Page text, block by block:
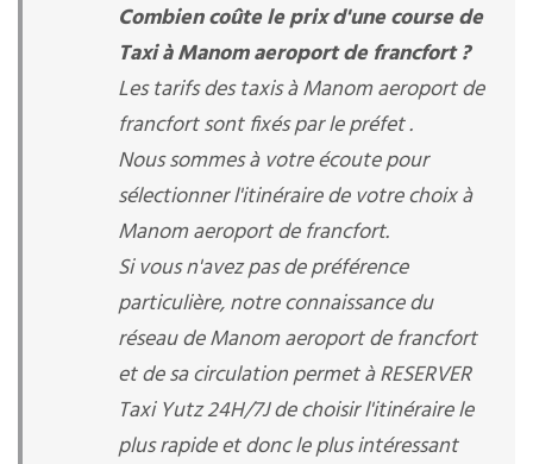
Combien coûte le prix d'une course de
Taxi à Manom aeroport de francfort ?
Les tarifs des taxis à Manom aeroport de
francfort sont fixés par le préfet .
Nous sommes à votre écoute pour
sélectionner l'itinéraire de votre choix à
Manom aeroport de francfort.
Si vous n'avez pas de préférence
particulière, notre connaissance du
réseau de Manom aeroport de francfort
et de sa circulation permet à RESERVER
Taxi Yutz 24H/7J de choisir l'itinéraire le
plus rapide et donc le plus intéressant